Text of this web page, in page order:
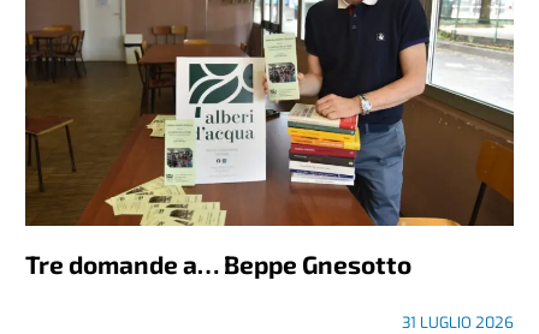
Tre domande a… Beppe Gnesotto
31 LUGLIO 2026